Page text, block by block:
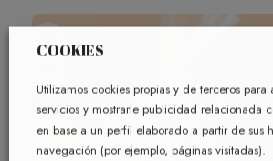
COOKIES
Utilizamos cookies propias y de terceros para
servicios y mostrarle publicidad relacionada
en base a un perfil elaborado a partir de sus
navegación (por ejemplo, páginas visitadas).